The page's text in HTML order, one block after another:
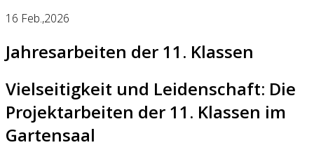
16 Feb.,2026
Jahresarbeiten der 11. Klassen
Vielseitigkeit und Leidenschaft: Die
Projektarbeiten der 11. Klassen im
Gartensaal